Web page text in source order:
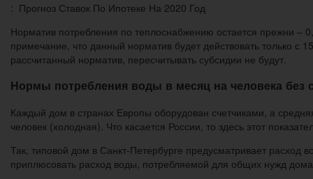
: Прогноз Ставок По Ипотеке На 2020 Год
Норматив потребления по теплоснабжению остается прежни
примечание, что данный норматив будет действовать только
рассчитанный норматив, пересчитывать субсидии не будут.
Нормы потребления воды в месяц на человека без
Каждый дом в странах Европы оборудован счетчиками, а
человек (холодная). Что касается России, то здесь этот
Так, типовой дом в Санкт-Петербурге предусматривает расход
приплюсовать расход воды, потребляемой для общих нужд